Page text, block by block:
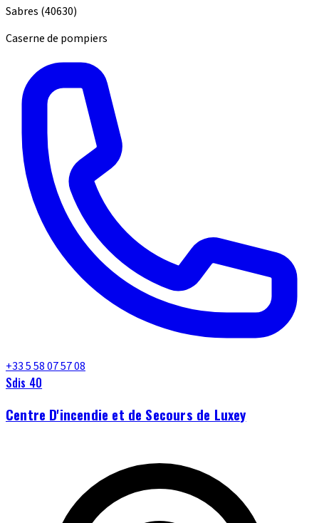
Sabres (40630)
Caserne de pompiers
+33 5 58 07 57 08
Sdis 40
Centre D'incendie et de Secours de Luxey